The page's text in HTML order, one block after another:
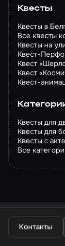
Квесты
Квесты в
Все квесты
Квесты на
Квест-
Квест
Квест
Квест-
Квесты для
Квесты для
Квесты с
Все
Контакты
Квесты в